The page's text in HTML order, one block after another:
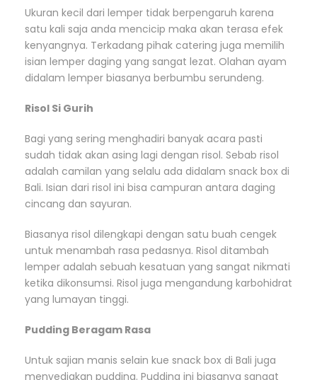
Ukuran kecil dari lemper tidak berpengaruh karena
satu kali saja anda mencicip maka akan terasa efek
kenyangnya. Terkadang pihak catering juga memilih
isian lemper daging yang sangat lezat. Olahan ayam
didalam lemper biasanya berbumbu serundeng.
Risol Si Gurih
Bagi yang sering menghadiri banyak acara pasti
sudah tidak akan asing lagi dengan risol. Sebab risol
adalah camilan yang selalu ada didalam snack box di
Bali. Isian dari risol ini bisa campuran antara daging
cincang dan sayuran.
Biasanya risol dilengkapi dengan satu buah cengek
untuk menambah rasa pedasnya. Risol ditambah
lemper adalah sebuah kesatuan yang sangat nikmati
ketika dikonsumsi. Risol juga mengandung karbohidrat
yang lumayan tinggi.
Pudding Beragam Rasa
Untuk sajian manis selain kue snack box di Bali juga
menyediakan pudding. Pudding ini biasanya sangat